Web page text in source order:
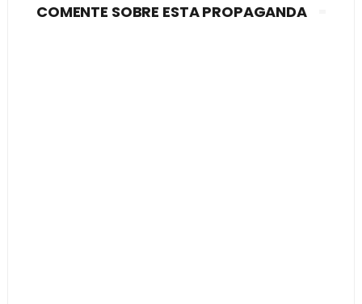
COMENTE SOBRE ESTA PROPAGANDA